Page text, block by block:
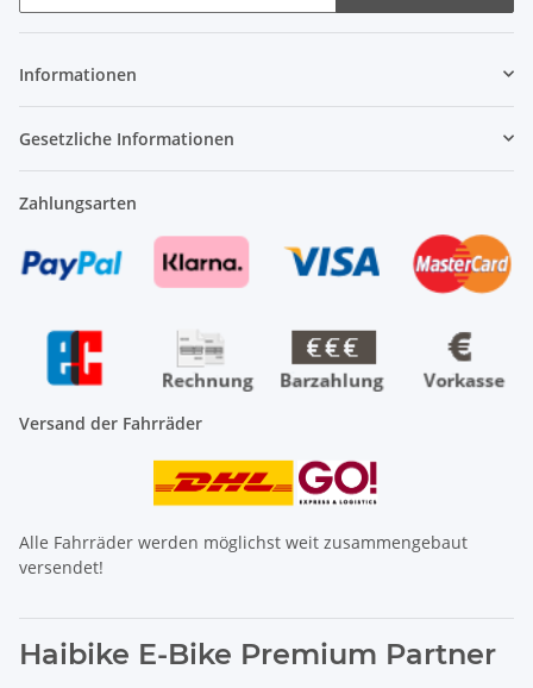
Informationen
Gesetzliche Informationen
Zahlungsarten
Versand der Fahrräder
Alle Fahrräder werden möglichst weit zusammengebaut
versendet!
Haibike E-Bike Premium Partner